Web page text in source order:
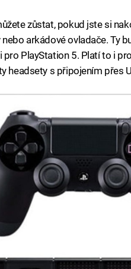
zůstat, pokud jste si
arkádové ovladače. Ty
pro PlayStation 5. Platí to i
headsety s připojením přes